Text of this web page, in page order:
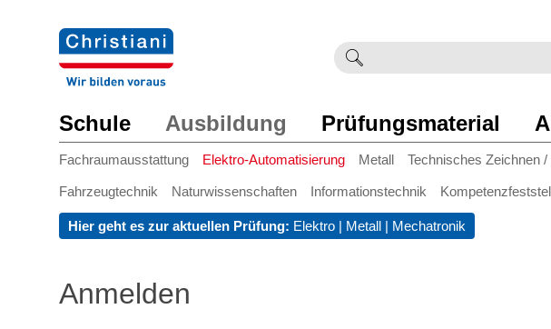
eingeben
Schule Ausbildung
Fachraumausstattung Elektro-Automatisierung Metall Technisches Zeichnen
Fahrzeugtechnik Naturwissenschaften Informationstechnik
Prüfungsmaterial
Hier geht es zur aktuellen Prüfung: Elektro | Metall | Mechatronik
Anmelden